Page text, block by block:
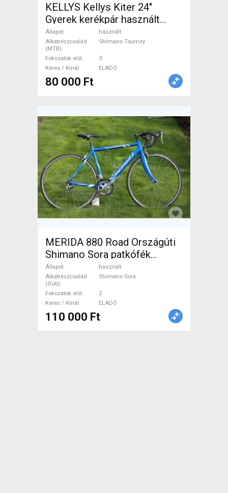
KELLYS Kellys Kiter 24"
Gyerek kerékpár használt
ELADÓ
Állapot
használt
Alkatrészcsalád
(MTB)
Shimano Tourney
Fokozatok elöl
3
Keres / Kínál
ELADÓ
80 000 Ft
MERIDA 880 Road Országúti
Shimano Sora patkófék
használt ELADÓ
Állapot
használt
Alkatrészcsalád
(Outi)
Shimano Sora
Fokozatok elöl
2
Keres / Kínál
ELADÓ
110 000 Ft